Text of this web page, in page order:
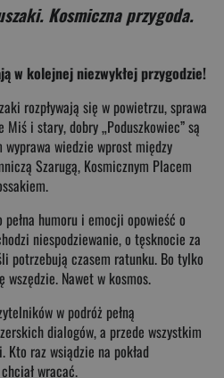
Kosmiczna przygoda.
w kolejnej niezwykłej przygodzie!
rozpływają się w powietrzu, sprawa
i stary, dobry „Poduszkowiec” są
wyprawa wiedzie wprost między
Szarugą, Kosmicznym Placem
humoru i emocji opowieść o
niespodziewanie, o tęsknocie za
potrzebują czasem ratunku. Bo tylko
Nawet w kosmos.
w podróż pełną
dialogów, a przede wszystkim
Kto raz wsiądzie na pokład
wracać.